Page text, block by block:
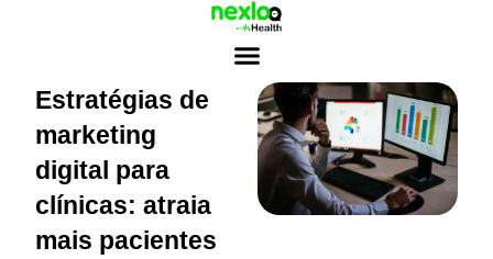
conteúdoEstratégias de
marketing
digital para
clínicas: atraia
mais pacientes